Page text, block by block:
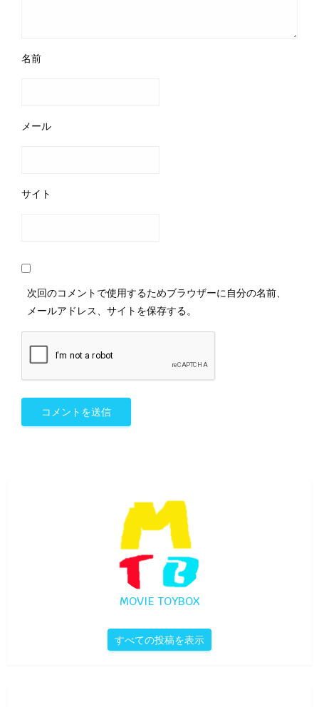
名前
メール
サイト
次回のコメントで使用するためブラウザーに自分の名前、
メールアドレス、サイトを保存する。
MOVIE TOYBOX
すべての投稿を表示